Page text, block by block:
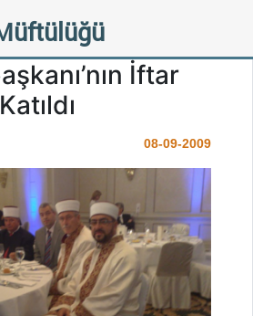
Ahmet
İftar
08-09-2009